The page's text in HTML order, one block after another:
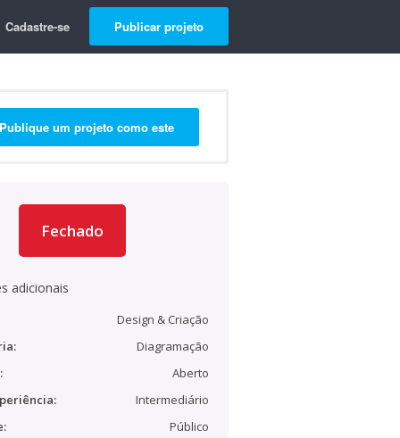
Cadastre-se Publicar projeto
Publique um projeto como este
Fechado
adicionais
Design & Criação
Diagramação
Aberto
Intermediário
Público